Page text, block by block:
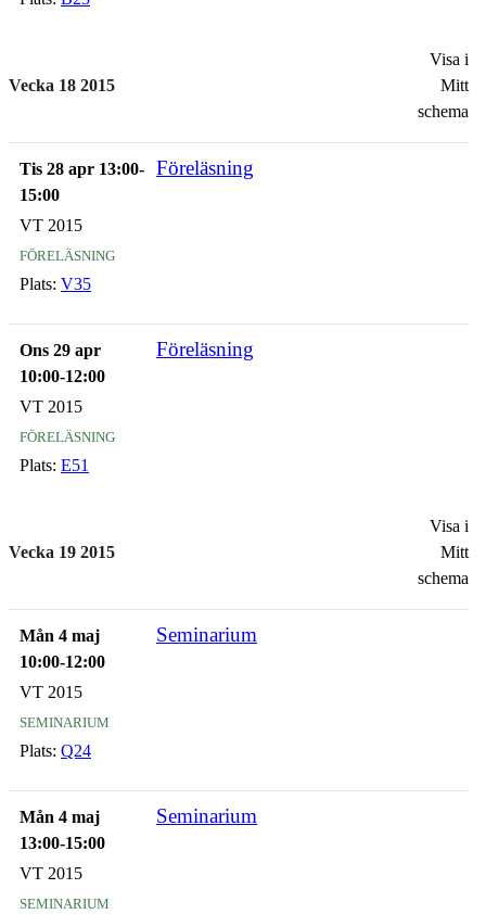
Vecka 18 2015
Visa i
Mitt
schema
Tis 28 apr 13:00-
15:00
Föreläsning
VT 2015
föreläsning
Plats: V35
Ons 29 apr
10:00-12:00
Föreläsning
VT 2015
föreläsning
Plats: E51
Vecka 19 2015
Visa i
Mitt
schema
Mån 4 maj
10:00-12:00
Seminarium
VT 2015
seminarium
Plats: Q24
Mån 4 maj
13:00-15:00
Seminarium
VT 2015
seminarium